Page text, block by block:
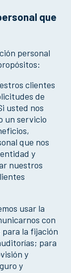
que
personal
clientes
de
usted nos
un servicio
que nos
y
nuestros
usar la
con
la fijación
para
y
y